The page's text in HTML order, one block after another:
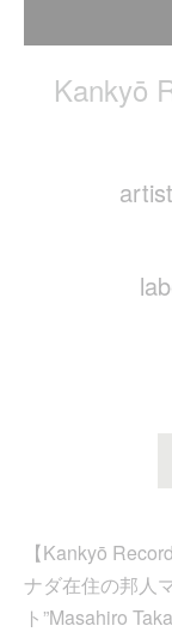
Kankyō
artist
【Kankyō
ナダ在住の邦人
ト”Masahiro